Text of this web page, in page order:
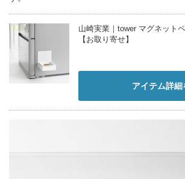
山崎実業｜tower マグネット
【お取り寄せ】
アイテム詳細